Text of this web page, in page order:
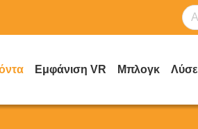
Εμφάνιση VR Μπλογκ